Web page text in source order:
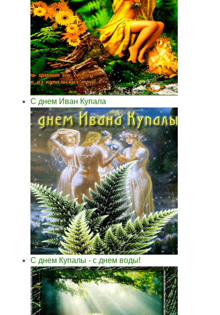
С днем Иван Купала
С днем Купалы - с днем воды!